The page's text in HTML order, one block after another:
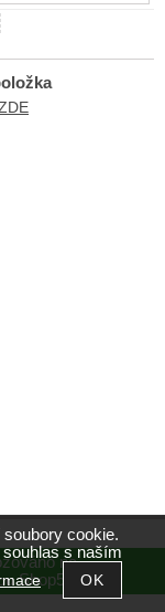
na
Shop5.cz
cookie.
s naším